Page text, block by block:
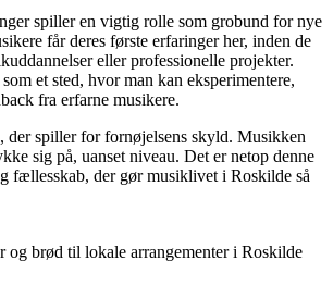
spiller en vigtig rolle som grobund for nye
får deres første erfaringer her, inden de
eller professionelle projekter.
et sted, hvor man kan eksperimentere,
fra erfarne musikere.
der spiller for fornøjelsens skyld. Musikken
sig på, uanset niveau. Det er netop denne
fællesskab, der gør musiklivet i Roskilde så
og brød til lokale arrangementer i Roskilde